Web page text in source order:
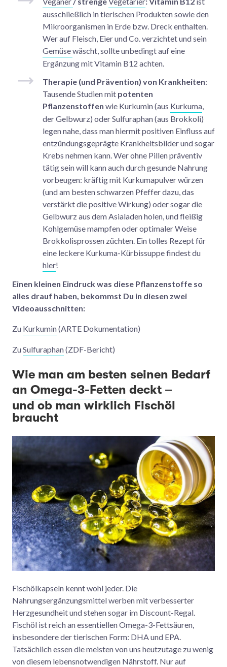
ausschließlich in tierischen Produkten sowie den
Mikroorganismen in Erde bzw. Dreck enthalten.
Wer auf Fleisch, Eier und Co. verzichtet und sein
Gemüsewäscht, sollte unbedingt auf eine
Ergänzung mit Vitamin B12 achten.
Therapie (und Prävention) von Krankheiten:
Tausende Studien mit potenten
Pflanzenstoffen wie Kurkumin (aus Kurkuma,
der Gelbwurz) oder Sulfuraphan (aus Brokkoli)
legen nahe, dass man hiermit positiven Einfluss auf
entzündungsgeprägte Krankheitsbilder und sogar
Krebs nehmen kann. Wer ohne Pillen präventiv
tätig sein will kann auch durch gesunde Nahrung
vorbeugen: kräftig mit Kurkumapulver würzen
(und am besten schwarzen Pfeffer dazu, das
verstärkt die positive Wirkung) oder sogar die
Gelbwurz aus dem Asialaden holen, und fleißig
Kohlgemüse mampfen oder optimaler Weise
Brokkolisprossen züchten. Ein tolles Rezept für
eine leckere Kurkuma-Kürbissuppe findest du
hier!
Einen kleinen Eindruck was diese Pflanzenstoffe so
alles drauf haben, bekommst Du in diesen zwei
Videoausschnitten:
Zu Kurkumin(ARTE Dokumentation)
ZuSulfuraphan(ZDF-Bericht)
Wie man am besten seinen Bedarf
an Omega-3-Fetten deckt –
und ob man wirklich Fischöl
braucht
Fischölkapseln kennt wohl jeder. Die
Nahrungsergänzungsmittel werben mit verbesserter
Herzgesundheit und stehen sogar im Discount-Regal.
Fischöl ist reich an essentiellen Omega-3-Fettsäuren,
insbesondere der tierischen Form: DHA und EPA.
Tatsächlich essen die meisten von uns heutzutage zu wenig
von diesem lebensnotwendigen Nährstoff. Nur auf